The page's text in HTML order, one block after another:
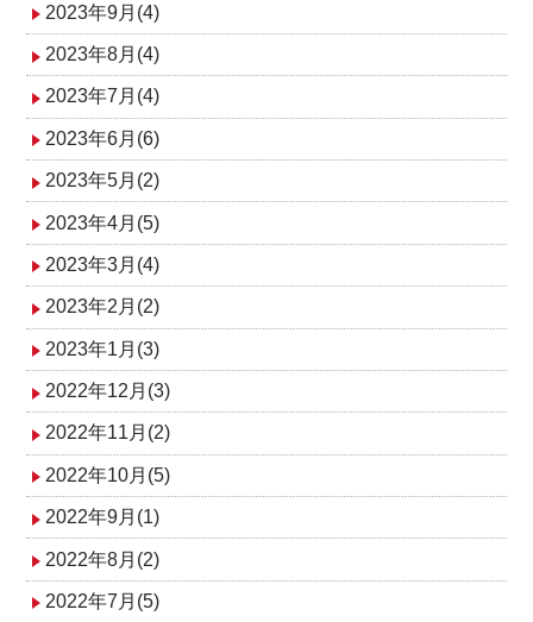
2023年9月(4)
2023年8月(4)
2023年7月(4)
2023年6月(6)
2023年5月(2)
2023年4月(5)
2023年3月(4)
2023年2月(2)
2023年1月(3)
2022年12月(3)
2022年11月(2)
2022年10月(5)
2022年9月(1)
2022年8月(2)
2022年7月(5)